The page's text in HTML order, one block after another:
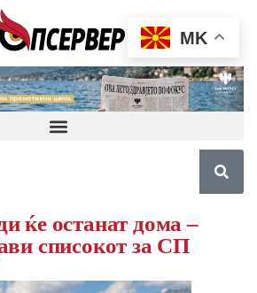
ќе останат дома –
списокот за СП
MK